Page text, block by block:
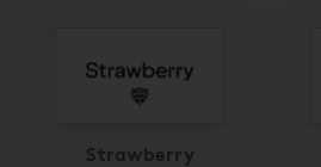
Strawberry